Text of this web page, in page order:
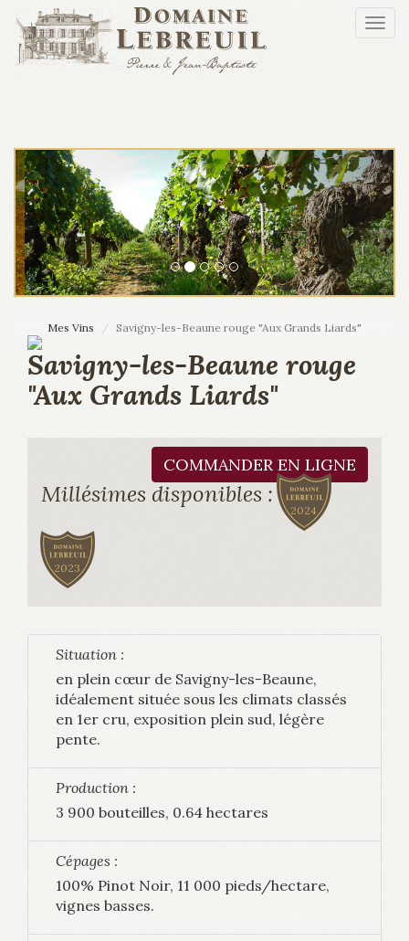
Aller au contenu principal
Mes Vins Savigny-les-Beaune rouge "Aux Grands Liards"
Savigny-les-Beaune rouge
"Aux Grands Liards"
COMMANDER EN LIGNE
Millésimes disponibles :
2024
2023
Situation :
en plein cœur de Savigny-les-Beaune,
idéalement située sous les climats classés
en 1er cru, exposition plein sud, légère
pente.
Production :
3 900 bouteilles, 0.64 hectares
Cépages :
100% Pinot Noir, 11 000 pieds/hectare,
vignes basses.